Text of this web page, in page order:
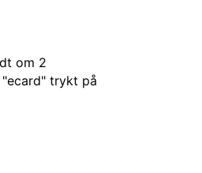
om 2
trykt på